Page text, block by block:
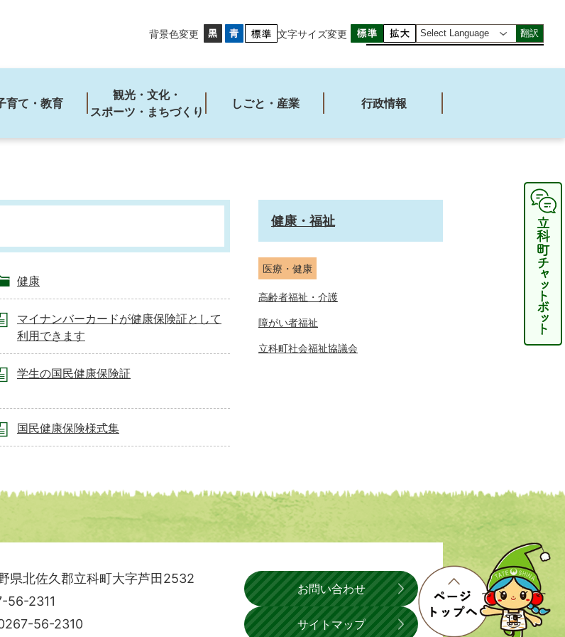
背景色変更 文字サイズ変更 翻訳
育て・教育
観光・文化・
スポーツ・まちづくり
しごと・産業 行政情報
健康
マイナンバーカードが健康保険証として
利用できます
学生の国民健康保険証
国民健康保険様式集
健康・福祉
医療・健康
高齢者福祉・介護
障がい者福祉
立科町社会福祉協議会
県北佐久郡立科町大字芦田2532
56-2311
56-2310
お問い合わせ
サイトマップ